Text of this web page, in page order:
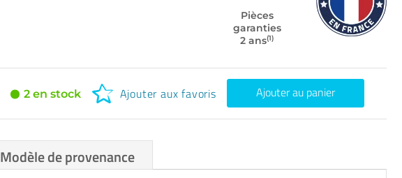
Pièces
garanties
2 ans(1)
2 en stock Ajouter aux favoris Ajouter au panier
Modèle de provenance